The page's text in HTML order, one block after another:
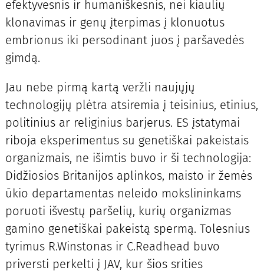
efektyvesnis ir humaniškesnis, nei kiaulių
klonavimas ir genų įterpimas į klonuotus
embrionus iki persodinant juos į paršavedės
gimdą.
Jau nebe pirmą kartą veržli naujųjų
technologijų plėtra atsiremia į teisinius, etinius,
politinius ar religinius barjerus. ES įstatymai
riboja eksperimentus su genetiškai pakeistais
organizmais, ne išimtis buvo ir ši technologija:
Didžiosios Britanijos aplinkos, maisto ir žemės
ūkio departamentas neleido mokslininkams
poruoti išvestų paršelių, kurių organizmas
gamino genetiškai pakeistą spermą. Tolesnius
tyrimus R.Winstonas ir C.Readhead buvo
priversti perkelti į JAV, kur šios srities